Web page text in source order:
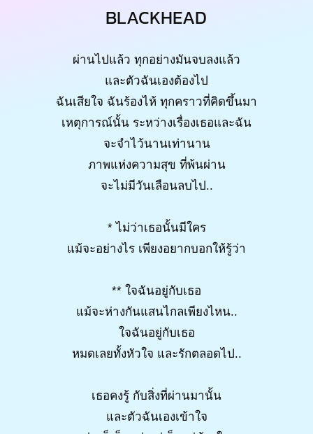
BLACKHEAD
ผ่านไปแล้ว ทุกอย่างมันจบลงแล้ว
และตัวฉันเองต้องไป
ฉันเสียใจ ฉันร้องไห้ ทุกคราวที่คิดขึ้นมา
เหตุการณ์นั้น ระหว่างเรื่องเธอและฉัน
จะจำไว้นานเท่านาน
ภาพแห่งความสุข ที่พ้นผ่าน
จะไม่มีวันเลือนลบไป..
* ไม่ว่าเธอนั้นมีใคร
แม้จะอย่างไร เพียงอยากบอกให้รู้ว่า
** ใจฉันอยู่กับเธอ
แม้จะห่างกันแสนไกลเพียงไหน..
ใจฉันอยู่กับเธอ
หมดเลยทั้งหัวใจ และรักตลอดไป..
เธอคงรู้ กับสิ่งที่ผ่านมานั้น
และตัวฉันเองเข้าใจ